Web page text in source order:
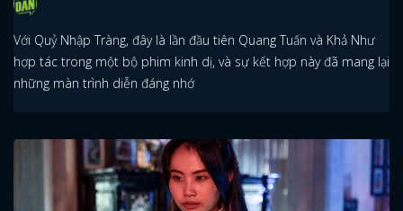
Với Quỷ Nhập Tràng, đây là lần đầu tiên Quang Tuấn và Khả Như
hợp tác trong một bộ phim kinh dị, và sự kết hợp này đã mang lại
những màn trình diễn đáng nhớ